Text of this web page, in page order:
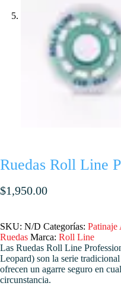
Ruedas Roll Line
$1,950.00
SKU: N/D Categorías: Patinaje
Ruedas Marca: Roll Line
Las Ruedas Roll Line
Leopard) son la serie
ofrecen un agarre seguro en
circunstancia.